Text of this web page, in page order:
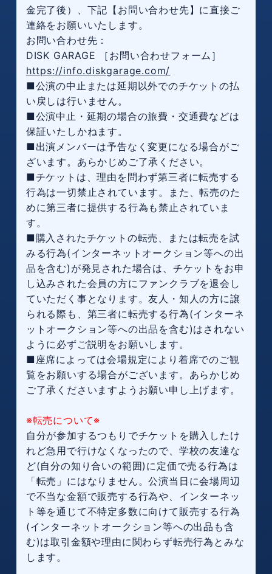
金完了後）、下記【お問い合わせ先】に直接ご
連絡をお願いいたします。
お問い合わせ先：
DISK GARAGE ［お問い合わせフォーム］
https://info.diskgarage.com/
■公演の中止または延期以外でのチケットの払
い戻しは行いません。
■公演中止・延期の場合の旅費・交通費などは
保証いたしかねます。
■出演メンバーは予告なく変更になる場合がご
ざいます。あらかじめご了承ください。
■チケットは、理由を問わず第三者に転売する
行為は一切禁止されています。また、転売のた
めに第三者に提供する行為も禁止されていま
す。
■購入されたチケットの転売、または転売を試
みる行為(インターネットオークション等への出
品を含む)が発見された場合は、チケットをお申
し込みされた会員の方にファンクラブを退会し
ていただく事となります。友人・知人の方に譲
られる際も、第三者に転売する行為(インターネ
ットオークション等への出品を含む)はされない
ように必ずご説明をお願いします。
■座席によっては会場規定により着席でのご観
覧をお願いする場合がございます。あらかじめ
ご了承くださいますようお願い申し上げます。
※転売について※
自分が参加するつもりでチケットを購入したけ
れど急用で行けなくなったので、学校の友達な
ど(自分の知り合いの範囲)に定価で売る行為は
「転売」にはなりません。公演当日に会場周辺
で不当な金額で販売する行為や、インターネッ
ト等を通じて不特定多数に向けて販売する行為
(インターネットオークション等への出品も含
む)は取引金額や理由に関わらず転売行為とみな
します。